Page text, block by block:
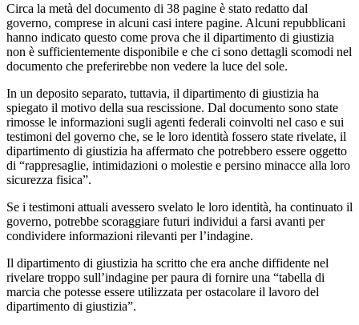
Circa la metà del documento di 38 pagine è stato redatto dal
governo, comprese in alcuni casi intere pagine. Alcuni repubblicani
hanno indicato questo come prova che il dipartimento di giustizia
non è sufficientemente disponibile e che ci sono dettagli scomodi nel
documento che preferirebbe non vedere la luce del sole.
In un deposito separato, tuttavia, il dipartimento di giustizia ha
spiegato il motivo della sua rescissione. Dal documento sono state
rimosse le informazioni sugli agenti federali coinvolti nel caso e sui
testimoni del governo che, se le loro identità fossero state rivelate, il
dipartimento di giustizia ha affermato che potrebbero essere oggetto
di “rappresaglie, intimidazioni o molestie e persino minacce alla loro
sicurezza fisica”.
Se i testimoni attuali avessero svelato le loro identità, ha continuato il
governo, potrebbe scoraggiare futuri individui a farsi avanti per
condividere informazioni rilevanti per l’indagine.
Il dipartimento di giustizia ha scritto che era anche diffidente nel
rivelare troppo sull’indagine per paura di fornire una “tabella di
marcia che potesse essere utilizzata per ostacolare il lavoro del
dipartimento di giustizia”.